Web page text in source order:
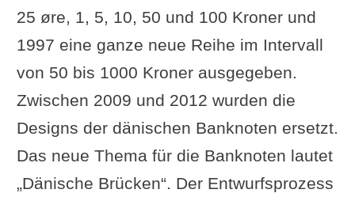
25 øre, 1, 5, 10, 50 und 100 Kroner und
1997 eine ganze neue Reihe im Intervall
von 50 bis 1000 Kroner ausgegeben.
Zwischen 2009 und 2012 wurden die
Designs der dänischen Banknoten ersetzt.
Das neue Thema für die Banknoten lautet
„Dänische Brücken“. Der Entwurfsprozess